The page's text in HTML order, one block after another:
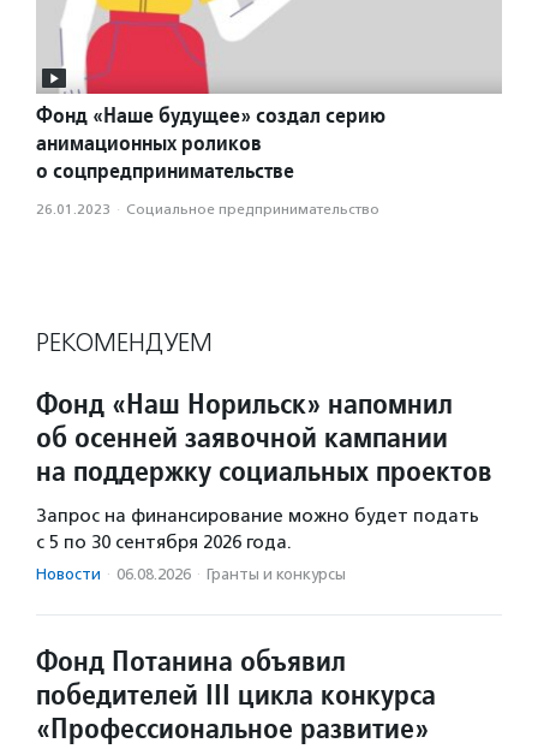
Фонд «Наше будущее» создал серию
анимационных роликов
о соцпредпринимательстве
26.01.2023 · Социальное предпри­нима­тель­ство
РЕКОМЕНДУЕМ
Фонд «Наш Норильск» напомнил
об осенней заявочной кампании
на поддержку социальных проектов
Запрос на финансирование можно будет подать
с 5 по 30 сентября 2026 года.
Новости · 06.08.2026 · Гранты и конкурсы
Фонд Потанина объявил
победителей III цикла конкурса
«Профессиональное развитие»